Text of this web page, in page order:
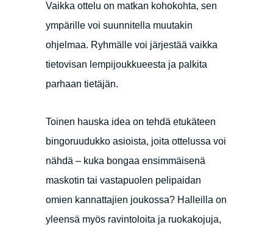
Vaikka ottelu on matkan kohokohta, sen
ympärille voi suunnitella muutakin
ohjelmaa. Ryhmälle voi järjestää vaikka
tietovisan lempijoukkueesta ja palkita
parhaan tietäjän.
Toinen hauska idea on tehdä etukäteen
bingoruudukko asioista, joita ottelussa voi
nähdä – kuka bongaa ensimmäisenä
maskotin tai vastapuolen pelipaidan
omien kannattajien joukossa? Halleilla on
yleensä myös ravintoloita ja ruokakojuja,